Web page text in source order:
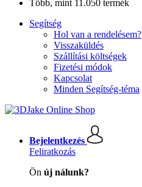
Több, mint 11.050 termék
Segítség
Hol van a rendelésem?
Visszaküldés
Szállítási költségek
Fizetési módok
Kapcsolat
Minden Segítség-téma
Bejelentkezés
Feliratkozás
Ön új nálunk?